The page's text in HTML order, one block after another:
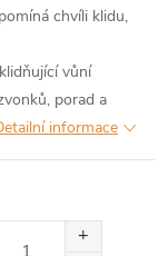
chvíli klidu,
vůní
porad a
informace